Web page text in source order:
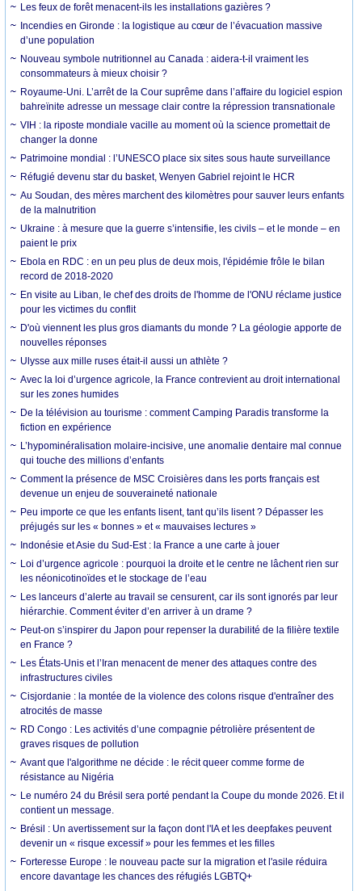
Les feux de forêt menacent-ils les installations gazières ?
Incendies en Gironde : la logistique au cœur de l’évacuation massive
d’une population
Nouveau symbole nutritionnel au Canada : aidera-t-il vraiment les
consommateurs à mieux choisir ?
Royaume-Uni. L’arrêt de la Cour suprême dans l’affaire du logiciel espion
bahreïnite adresse un message clair contre la répression transnationale
VIH : la riposte mondiale vacille au moment où la science promettait de
changer la donne
Patrimoine mondial : l’UNESCO place six sites sous haute surveillance
Réfugié devenu star du basket, Wenyen Gabriel rejoint le HCR
Au Soudan, des mères marchent des kilomètres pour sauver leurs enfants
de la malnutrition
Ukraine : à mesure que la guerre s’intensifie, les civils – et le monde – en
paient le prix
Ebola en RDC : en un peu plus de deux mois, l'épidémie frôle le bilan
record de 2018-2020
En visite au Liban, le chef des droits de l'homme de l'ONU réclame justice
pour les victimes du conflit
D'où viennent les plus gros diamants du monde ? La géologie apporte de
nouvelles réponses
Ulysse aux mille ruses était-il aussi un athlète ?
Avec la loi d’urgence agricole, la France contrevient au droit international
sur les zones humides
De la télévision au tourisme : comment Camping Paradis transforme la
fiction en expérience
L’hypominéralisation molaire-incisive, une anomalie dentaire mal connue
qui touche des millions d’enfants
Comment la présence de MSC Croisières dans les ports français est
devenue un enjeu de souveraineté nationale
Peu importe ce que les enfants lisent, tant qu’ils lisent ? Dépasser les
préjugés sur les « bonnes » et « mauvaises lectures »
Indonésie et Asie du Sud-Est : la France a une carte à jouer
Loi d’urgence agricole : pourquoi la droite et le centre ne lâchent rien sur
les néonicotinoïdes et le stockage de l’eau
Les lanceurs d’alerte au travail se censurent, car ils sont ignorés par leur
hiérarchie. Comment éviter d’en arriver à un drame ?
Peut-on s’inspirer du Japon pour repenser la durabilité de la filière textile
en France ?
Les États-Unis et l’Iran menacent de mener des attaques contre des
infrastructures civiles
Cisjordanie : la montée de la violence des colons risque d'entraîner des
atrocités de masse
RD Congo : Les activités d’une compagnie pétrolière présentent de
graves risques de pollution
Avant que l'algorithme ne décide : le récit queer comme forme de
résistance au Nigéria
Le numéro 24 du Brésil sera porté pendant la Coupe du monde 2026. Et il
contient un message.
Brésil : Un avertissement sur la façon dont l'IA et les deepfakes peuvent
devenir un « risque excessif » pour les femmes et les filles
Forteresse Europe : le nouveau pacte sur la migration et l'asile réduira
encore davantage les chances des réfugiés LGBTQ+